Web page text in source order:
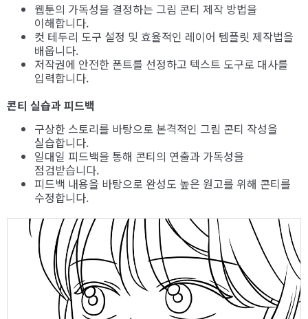
웹툰의 가독성을 결정하는 그림 콘티 제작 방법을
이해합니다.
컷 테두리 도구 설정 및 효율적인 레이어 템플릿 제작법을
배웁니다.
저작권에 안전한 폰트를 선정하고 텍스트 도구로 대사를
입력합니다.
콘티 실습과 피드백
구상한 스토리를 바탕으로 본격적인 그림 콘티 작성을
실습합니다.
일대일 피드백을 통해 콘티의 연출과 가독성을
점검받습니다.
피드백 내용을 바탕으로 완성도 높은 원고를 위해 콘티를
수정합니다.